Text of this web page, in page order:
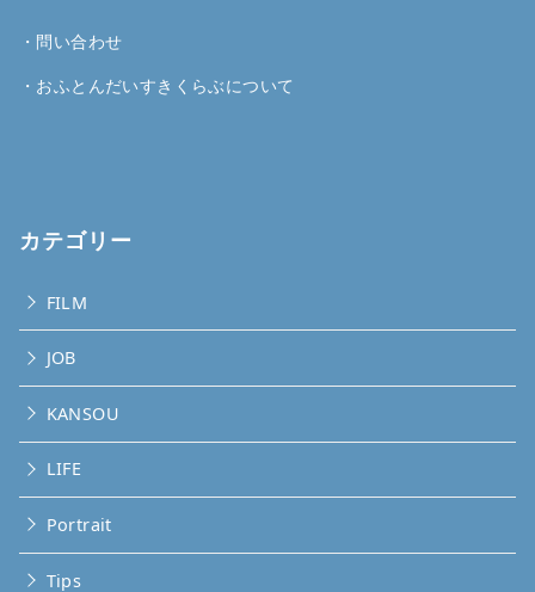
・ 問い合わせ
・ おふとんだいすきくらぶについて
カテゴリー
FILM
JOB
KANSOU
LIFE
Portrait
Tips